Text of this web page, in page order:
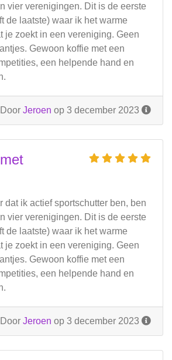
vier verenigingen. Dit is de eerste
de laatste) waar ik het warme
je zoekt in een vereniging. Geen
Gewoon koffie met een
een helpende hand en
Door Jeroen op 3 december 2023
dat ik actief sportschutter ben, ben
vier verenigingen. Dit is de eerste
de laatste) waar ik het warme
je zoekt in een vereniging. Geen
Gewoon koffie met een
een helpende hand en
Door Jeroen op 3 december 2023